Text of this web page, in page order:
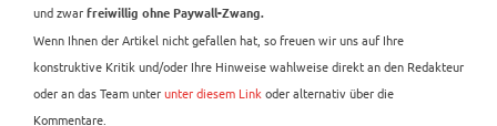
und zwar freiwillig ohne Paywall-Zwang.
Wenn Ihnen der Artikel nicht gefallen hat, so freuen wir uns auf Ihre
konstruktive Kritik und/oder Ihre Hinweise wahlweise direkt an den Redakteur
oder an das Team unterunter diesem Link oder alternativ über die
Kommentare.